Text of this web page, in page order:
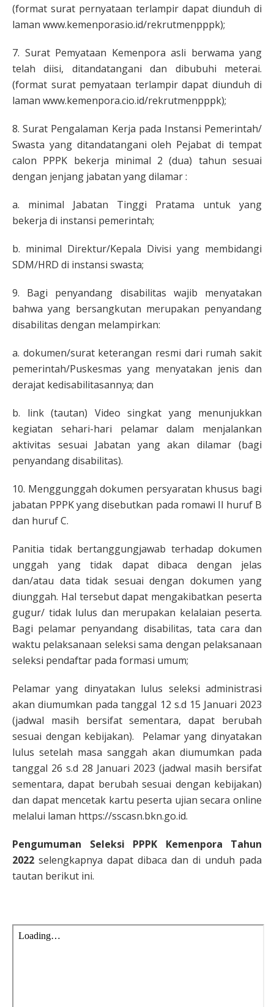
(format surat pernyataan terlampir dapat diunduh di
laman www.kemenporasio.id/rekrutmenpppk);
7. Surat Pemyataan Kemenpora asli berwama yang
telah diisi, ditandatangani dan dibubuhi meterai.
(format surat pemyataan terlampir dapat diunduh di
laman www.kemenpora.cio.id/rekrutmenpppk);
8. Surat Pengalaman Kerja pada Instansi Pemerintah/
Swasta yang ditandatangani oleh Pejabat di tempat
calon PPPK bekerja minimal 2 (dua) tahun sesuai
dengan jenjang jabatan yang dilamar :
a. minimal Jabatan Tinggi Pratama untuk yang
bekerja di instansi pemerintah;
b. minimal Direktur/Kepala Divisi yang membidangi
SDM/HRD di instansi swasta;
9. Bagi penyandang disabilitas wajib menyatakan
bahwa yang bersangkutan merupakan penyandang
disabilitas dengan melampirkan:
a. dokumen/surat keterangan resmi dari rumah sakit
pemerintah/Puskesmas yang menyatakan jenis dan
derajat kedisabilitasannya; dan
b. link (tautan) Video singkat yang menunjukkan
kegiatan sehari-hari pelamar dalam menjalankan
aktivitas sesuai Jabatan yang akan dilamar (bagi
penyandang disabilitas).
10. Menggunggah dokumen persyaratan khusus bagi
jabatan PPPK yang disebutkan pada romawi II huruf B
dan huruf C.
Panitia tidak bertanggungjawab terhadap dokumen
unggah yang tidak dapat dibaca dengan jelas
dan/atau data tidak sesuai dengan dokumen yang
diunggah. Hal tersebut dapat mengakibatkan peserta
gugur/ tidak lulus dan merupakan kelalaian peserta.
Bagi pelamar penyandang disabilitas, tata cara dan
waktu pelaksanaan seleksi sama dengan pelaksanaan
seleksi pendaftar pada formasi umum;
Pelamar yang dinyatakan lulus seleksi administrasi
akan diumumkan pada tanggal 12 s.d 15 Januari 2023
(jadwal masih bersifat sementara, dapat berubah
sesuai dengan kebijakan). Pelamar yang dinyatakan
lulus setelah masa sanggah akan diumumkan pada
tanggal 26 s.d 28 Januari 2023 (jadwal masih bersifat
sementara, dapat berubah sesuai dengan kebijakan)
dan dapat mencetak kartu peserta ujian secara online
melalui laman https://sscasn.bkn.go.id.
Pengumuman Seleksi PPPK Kemenpora Tahun
2022 selengkapnya dapat dibaca dan di unduh pada
tautan berikut ini.